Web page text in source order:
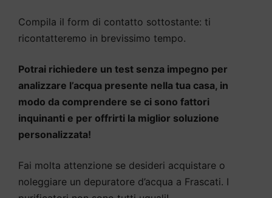
Compila il form di contatto sottostante: ti
ricontatteremo in brevissimo tempo.
Potrai richiedere un test senza impegno per
analizzare l’acqua presente nella tua casa, in
modo da comprendere se ci sono fattori
inquinanti e per offrirti la miglior soluzione
personalizzata!
Fai molta attenzione se desideri acquistare o
noleggiare un depuratore d’acqua a Frascati. I